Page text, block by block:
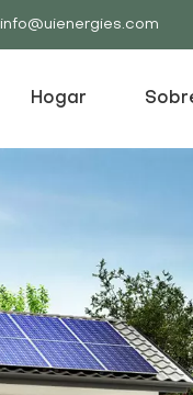
info@uienergies.com
Hogar